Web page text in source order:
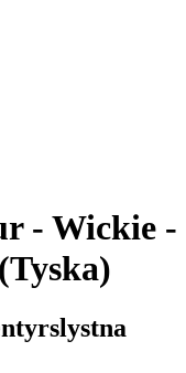
- Wickie -